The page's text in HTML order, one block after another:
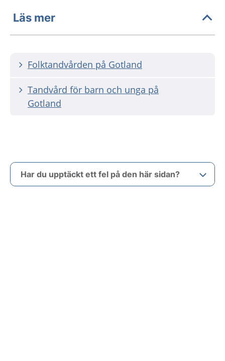
Läs mer
Folktandvården på Gotland
Tandvård för barn och unga på
Gotland
Har du upptäckt ett fel på den här sidan?